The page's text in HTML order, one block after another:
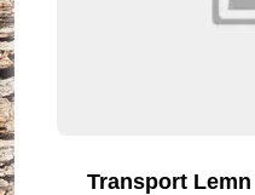
Transport